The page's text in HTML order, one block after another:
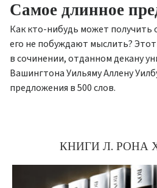
Самое длинное
Как кто-нибудь может получить
его не побуждают мыслить?
в сочинении, отданном декану
Вашингтона Уильяму Аллену
предложения в 500 слов.
КНИГИ Л. РОНА